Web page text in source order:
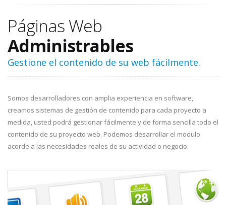
Páginas Web
Administrables
Gestione el contenido de su web fácilmente.
Somos desarrolladores con amplia experiencia en software,
creamos sistemas de gestión de contenido para cada proyecto a
medida, usted podrá gestionar fácilmente y de forma sencilla todo el
contenido de su proyecto web. Podemos desarrollar el modulo
acorde a las necesidades reales de su actividad o negocio.